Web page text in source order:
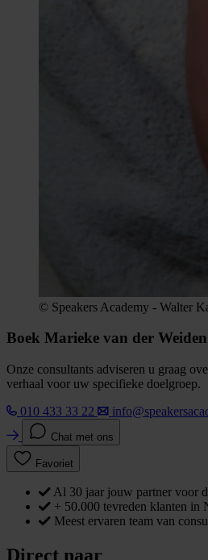
© Speakers Academy - Walter
Boek Marieke van der Weiden
Onze consultants adviseren u graag
verhaal voor uw specifieke doelgroep.
010 433 33 22
Chat met ons
Favoriet
Al 30 jaar jouw partner voor
+ 50.000 tevreden klanten in
Meest ervaren team van
Direct naar